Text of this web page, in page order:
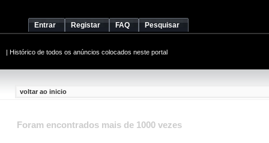
Entrar Registar FAQ Pesquisar
| Histórico de todos os anúncios colocados neste portal
voltar ao inicio
Foram encontrados mais de 1000 vezes